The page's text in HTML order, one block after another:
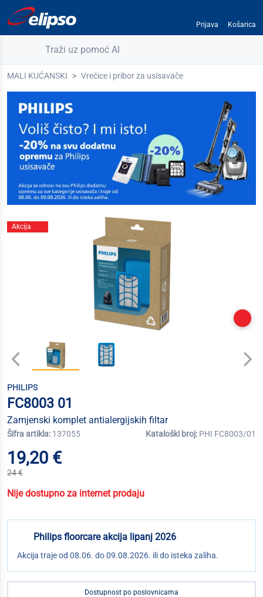
Prijava Košarica
Traži uz pomoć AI
MALI KUĆANSKI Vrećice i pribor za usisavače
Akcija
PHILIPS
FC8003 01
Zamjenski komplet antialergijskih filtar
Šifra artikla: 137055 Kataloški broj: PHI FC8003/01
19,20 €
24 €
Nije dostupno za internet prodaju
Philips floorcare akcija lipanj 2026
Akcija traje od 08.06. do 09.08.2026. ili do isteka zaliha.
Dostupnost po poslovnicama